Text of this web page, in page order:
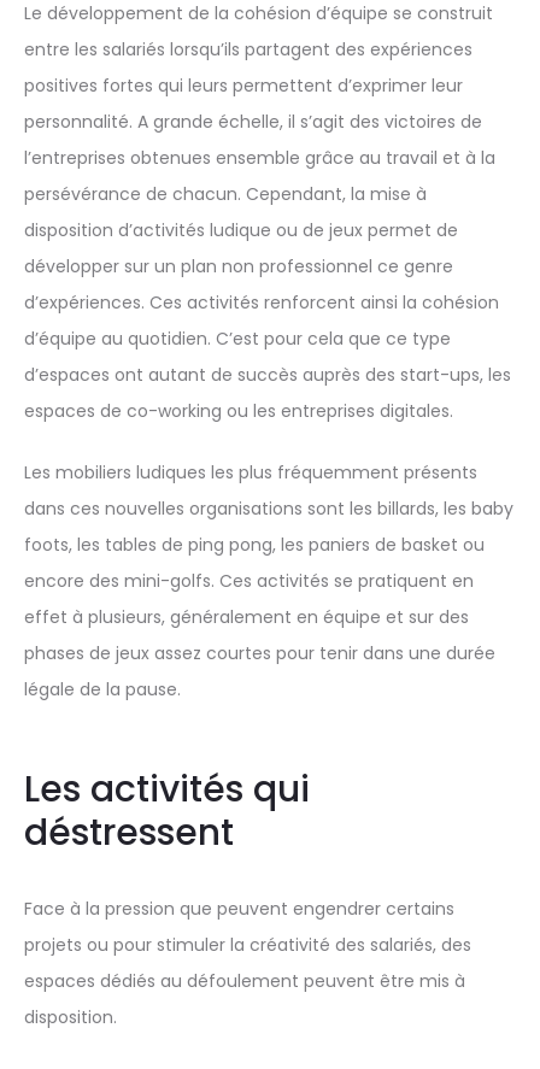
Le développement de la cohésion d’équipe se construit
entre les salariés lorsqu’ils partagent des expériences
positives fortes qui leurs permettent d’exprimer leur
personnalité. A grande échelle, il s’agit des victoires de
l’entreprises obtenues ensemble grâce au travail et à la
persévérance de chacun. Cependant, la mise à
disposition d’activités ludique ou de jeux permet de
développer sur un plan non professionnel ce genre
d’expériences. Ces activités renforcent ainsi la cohésion
d’équipe au quotidien. C’est pour cela que ce type
d’espaces ont autant de succès auprès des start-ups, les
espaces de co-working ou les entreprises digitales.
Les mobiliers ludiques les plus fréquemment présents
dans ces nouvelles organisations sont les billards, les baby
foots, les tables de ping pong, les paniers de basket ou
encore des mini-golfs. Ces activités se pratiquent en
effet à plusieurs, généralement en équipe et sur des
phases de jeux assez courtes pour tenir dans une durée
légale de la pause.
Les activités qui
déstressent
Face à la pression que peuvent engendrer certains
projets ou pour stimuler la créativité des salariés, des
espaces dédiés au défoulement peuvent être mis à
disposition.